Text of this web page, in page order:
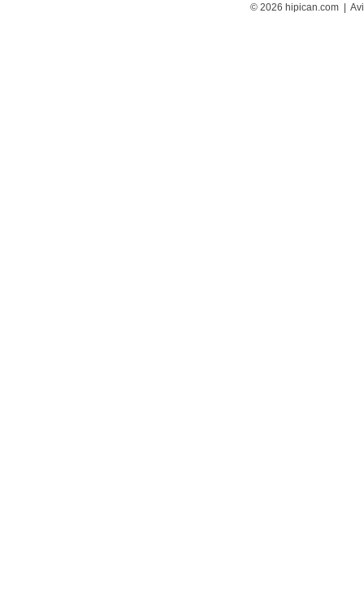
© 2026 hipican.com |